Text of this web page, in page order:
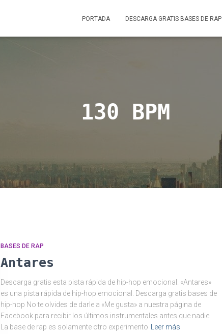
PORTADA DESCARGA GRATIS BASES DE RAP
130 BPM
BASES DE RAP
Antares
Descarga gratis esta pista rápida de hip-hop emocional. «Antares»
es una pista rápida de hip-hop emocional. Descarga gratis bases de
hip-hop No te olvides de darle a «Me gusta» a nuestra página de
Facebook para recibir los últimos instrumentales antes que nadie.
La base de rap es solamente otro experimento
Leer más